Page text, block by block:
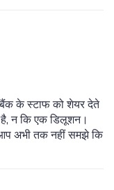
के स्टाफ को शेयर देते
न कि एक डिलूशन।
अभी तक नहीं समझे कि